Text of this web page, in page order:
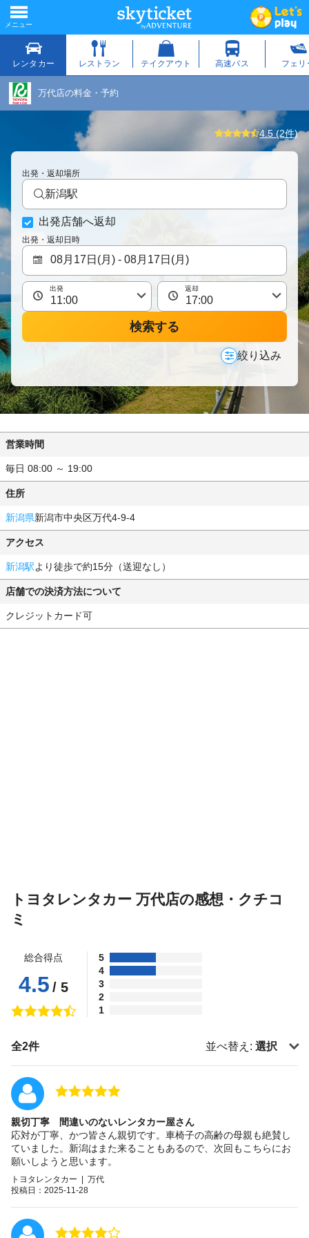
万代店の料金・予約
4.5 (2件)
出発・返却場所
新潟駅
出発店舗へ返却
出発・返却日時
出発 返却
検索する
絞り込み
営業時間
毎日 08:00 ～ 19:00
住所
新潟県新潟市中央区万代4-9-4
アクセス
新潟駅より徒歩で約15分（送迎なし）
店舗での決済方法について
クレジットカード可
トヨタレンタカー 万代店の感想・クチコ
ミ
総合得点
4.5 / 5
5
4
3
2
1
全2件 並べ替え: 選択
親切丁寧 間違いのないレンタカー屋さん
応対が丁寧、かつ皆さん親切です。車椅子の高齢の母親も絶賛し
ていました。新潟はまた来ることもあるので、次回もこちらにお
願いしようと思います。
トヨタレンタカー | 万代
投稿日：2025-11-28